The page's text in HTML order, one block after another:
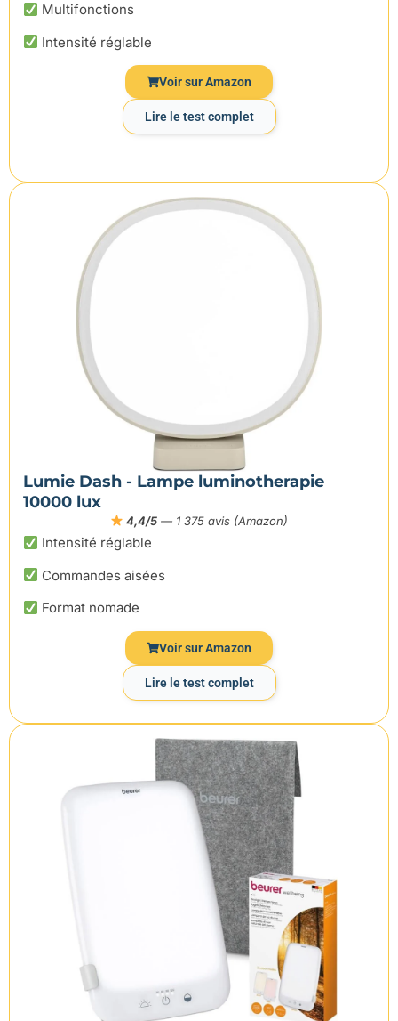
Multifonctions
Intensité réglable
Voir sur Amazon
Lire le test complet
Lumie Dash - Lampe luminotherapie
10000 lux
4,4/5 — 1 375 avis (Amazon)
Intensité réglable
Commandes aisées
Format nomade
Voir sur Amazon
Lire le test complet